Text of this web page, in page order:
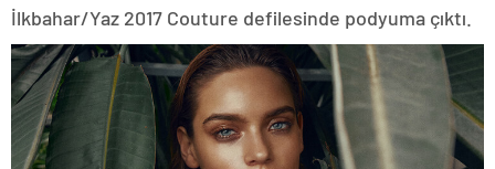
İlkbahar/Yaz 2017 Couture defilesinde podyuma çıktı.